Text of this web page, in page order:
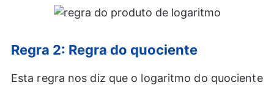
Regra 2: Regra do quociente
Esta regra nos diz que o logaritmo do quociente